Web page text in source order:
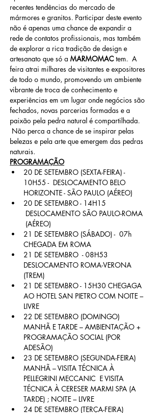
recentes tendências do mercado de
mármores e granitos. Participar deste evento
não é apenas uma chance de expandir a
rede de contatos profissionais, mas também
de explorar a rica tradição de design e
artesanato que só a MARMOMAC tem.  A
feira atrai milhares de visitantes e expositores
de todo o mundo, promovendo um ambiente
vibrante de troca de conhecimento e
experiências em um lugar onde negócios são
fechados, novas parcerias formadas e a
paixão pela pedra natural é compartilhada.
Não perca a chance de se inspirar pelas
belezas e pela arte que emergem das pedras
naturais.
PROGRAMAÇÃO
20 DE SETEMBRO (SEXTA-FEIRA) -
10H55 -  DESLOCAMENTO BELO
HORIZONTE - SÃO PAULO (AÉREO)
20 DE SETEMBRO - 14H15
DESLOCAMENTO SÃO PAULO-ROMA
(AÉREO)
21 DE SETEMBRO (SÁBADO) -  07h
CHEGADA EM ROMA
21 DE SETEMBRO  - 08H53
DESLOCAMENTO ROMA-VERONA
(TREM)
21 DE SETEMBRO - 15H30 CHEGAGA
AO HOTEL SAN PIETRO COM NOITE –
LIVRE
22 DE SETEMBRO (DOMINGO)
MANHÃ E TARDE – AMBIENTAÇÃO +
PROGRAMAÇÃO SOCIAL (POR
ADESÃO)
23 DE SETEMBRO (SEGUNDA-FEIRA)
MANHÃ – VISITA TÉCNICA À
PELLEGRINI MECCANIC  E VISITA
TÉCNICA À CERESER MARMI SPA (A
TARDE) ; NOITE – LIVRE
24 DE SETEMBRO (TERÇA-FEIRA)